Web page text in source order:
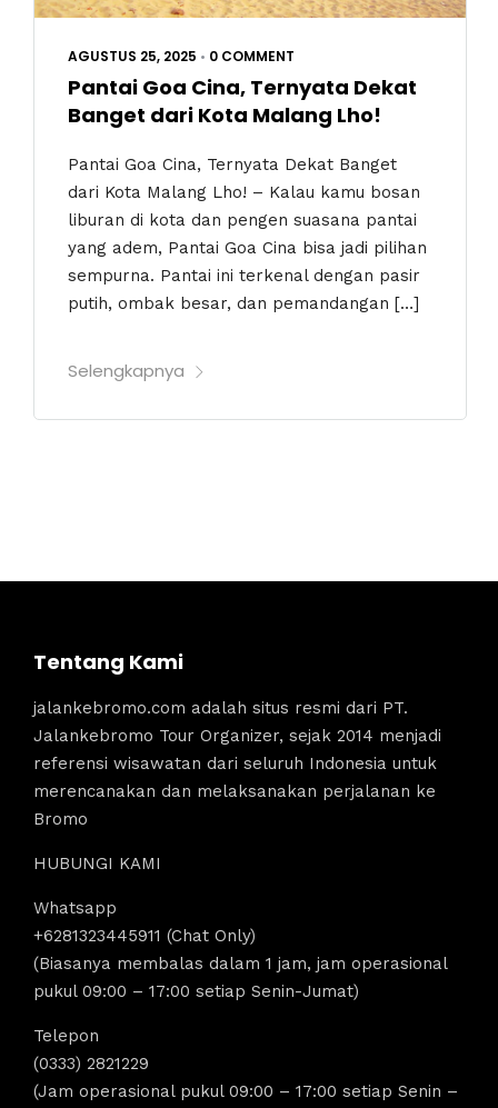
AGUSTUS 25, 2025 • 0 COMMENT
Pantai Goa Cina, Ternyata Dekat
Banget dari Kota Malang Lho!
Pantai Goa Cina, Ternyata Dekat Banget
dari Kota Malang Lho! – Kalau kamu bosan
liburan di kota dan pengen suasana pantai
yang adem, Pantai Goa Cina bisa jadi pilihan
sempurna. Pantai ini terkenal dengan pasir
putih, ombak besar, dan pemandangan […]
Selengkapnya
Tentang Kami
jalankebromo.com adalah situs resmi dari PT.
Jalankebromo Tour Organizer, sejak 2014 menjadi
referensi wisawatan dari seluruh Indonesia untuk
merencanakan dan melaksanakan perjalanan ke
Bromo
HUBUNGI KAMI
Whatsapp
+6281323445911 (Chat Only)
(Biasanya membalas dalam 1 jam, jam operasional
pukul 09:00 – 17:00 setiap Senin-Jumat)
Telepon
(0333) 2821229
(Jam operasional pukul 09:00 – 17:00 setiap Senin –